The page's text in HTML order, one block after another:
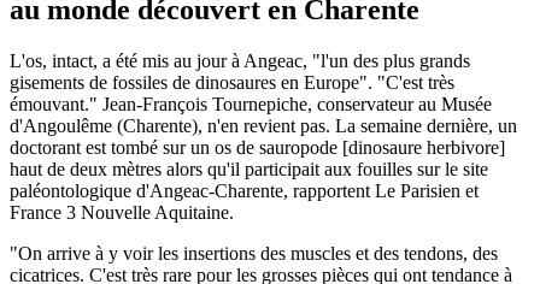
au monde découvert en Charente
L'os, intact, a été mis au jour à Angeac, "l'un des plus grands
gisements de fossiles de dinosaures en Europe". "C'est très
émouvant." Jean-François Tournepiche, conservateur au Musée
d'Angoulême (Charente), n'en revient pas. La semaine dernière, un
doctorant est tombé sur un os de sauropode [dinosaure herbivore]
haut de deux mètres alors qu'il participait aux fouilles sur le site
paléontologique d'Angeac-Charente, rapportent Le Parisien et
France 3 Nouvelle Aquitaine.
"On arrive à y voir les insertions des muscles et des tendons, des
cicatrices. C'est très rare pour les grosses pièces qui ont tendance à